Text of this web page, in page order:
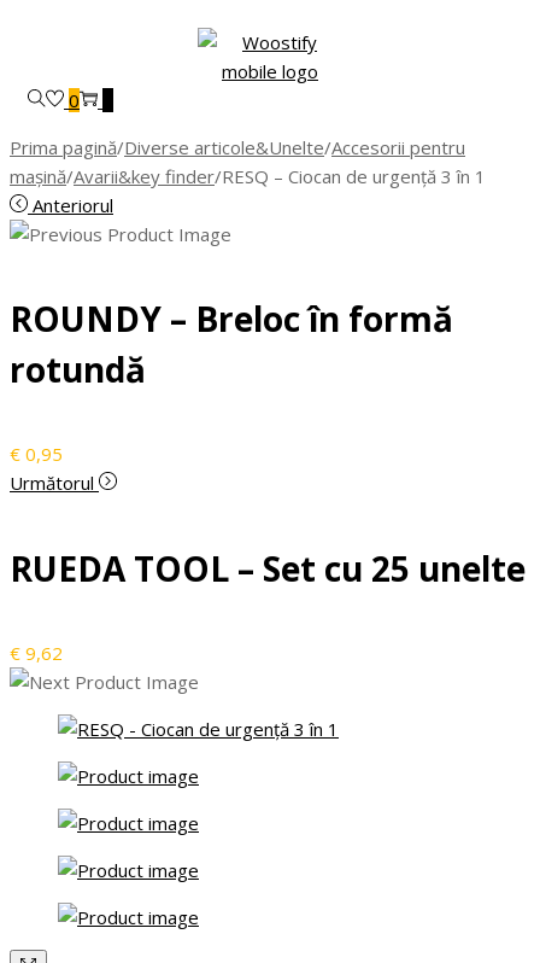
0
Prima pagină/Diverse articole&Unelte/Accesorii pentru
mașină/Avarii&key finder/RESQ – Ciocan de urgenţă 3 în 1
Anteriorul
ROUNDY – Breloc în formă
rotundă
€ 0,95
Următorul
RUEDA TOOL – Set cu 25 unelte
€ 9,62